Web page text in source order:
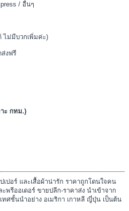
/ อื่นๆ
ไม่มีบวกเพิ่มค่ะ)
งฟรี
ะ กทม.)
เปอร์ และเสื้อผ้าน่ารัก ราคาถูกโดนใจคน
รีออเดอร์ ขายปลีก-ราคาส่ง นำเข้าจาก
ทศชั้นนำอย่าง อเมริกา เกาหลี ญี่ปุ่น เป็นต้น